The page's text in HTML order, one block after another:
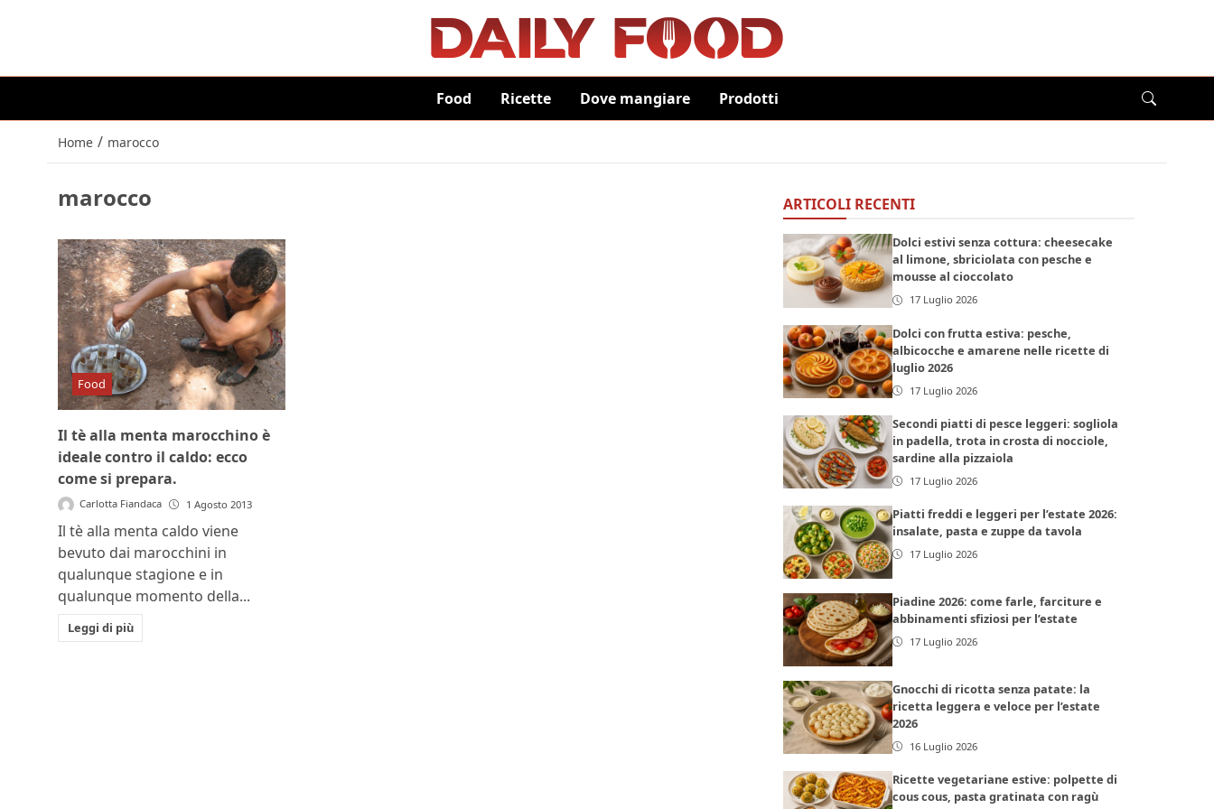
Food Ricette Dove mangiare Prodotti
Home / marocco
marocco
Food
Il tè alla menta marocchino è
ideale contro il caldo: ecco
come si prepara.
Carlotta Fiandaca 1 Agosto 2013
Il tè alla menta caldo viene
bevuto dai marocchini in
qualunque stagione e in
qualunque momento della...
Leggi di più
ARTICOLI RECENTI
Dolci estivi senza cottura: cheesecake
al limone, sbriciolata con pesche e
mousse al cioccolato
17 Luglio 2026
Dolci con frutta estiva: pesche,
albicocche e amarene nelle ricette di
luglio 2026
17 Luglio 2026
Secondi piatti di pesce leggeri: sogliola
in padella, trota in crosta di nocciole,
sardine alla pizzaiola
17 Luglio 2026
Piatti freddi e leggeri per l’estate 2026:
insalate, pasta e zuppe da tavola
17 Luglio 2026
Piadine 2026: come farle, farciture e
abbinamenti sfiziosi per l’estate
17 Luglio 2026
Gnocchi di ricotta senza patate: la
ricetta leggera e veloce per l’estate
2026
16 Luglio 2026
Ricette vegetariane estive: polpette di
cous cous, pasta gratinata con ragù